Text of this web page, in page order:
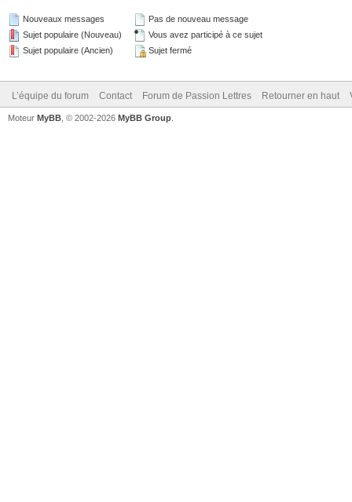
Nouveaux messages
Sujet populaire (Nouveau)
Sujet populaire (Ancien)
Pas de nouveau message
Vous avez participé à ce sujet
Sujet fermé
L’équipe du forum Contact Forum de Passion Lettres Retourner en haut
Moteur MyBB , © 2002-2026 MyBB Group